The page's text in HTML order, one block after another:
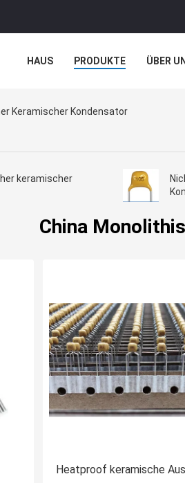
HAUS PRODUKTE ÜBER
Keramischer Kondensator
keramischer
China
Heatproof keramische